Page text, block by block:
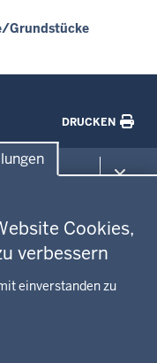
Cookies,
verbessern
einverstanden zu
Grundstücke
DRUCKEN